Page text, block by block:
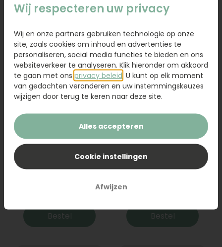
Boeket Raya
Bestel
Sanseveria
Bestel
Wij respecteren uw privacy
Wij en onze partners gebruiken technologie op onze
site, zoals cookies om inhoud en advertenties te
personaliseren, social media functies te bieden en ons
websiteverkeer te analyseren. Klik hieronder om akkoord
te gaan met ons privacy beleid . U kunt op elk moment
van gedachten veranderen en uw instemmingskeuzes
wijzigen door terug te keren naar deze site.
Alles accepteren
Cookie instellingen
Afwijzen